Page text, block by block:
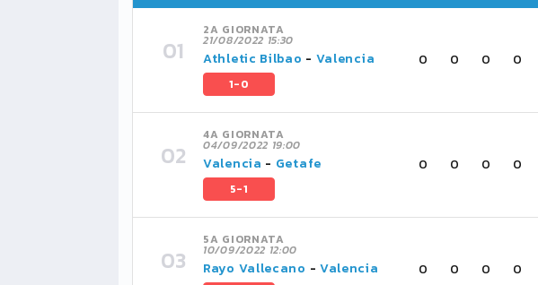
2A GIORNATA
21/08/2022 15:30
Athletic Bilbao - Valencia
1-0
0 0 0 0
4A GIORNATA
04/09/2022 19:00
Valencia - Getafe
5-1
0 0 0 0
5A GIORNATA
10/09/2022 12:00
Rayo Vallecano - Valencia 0 0 0 0